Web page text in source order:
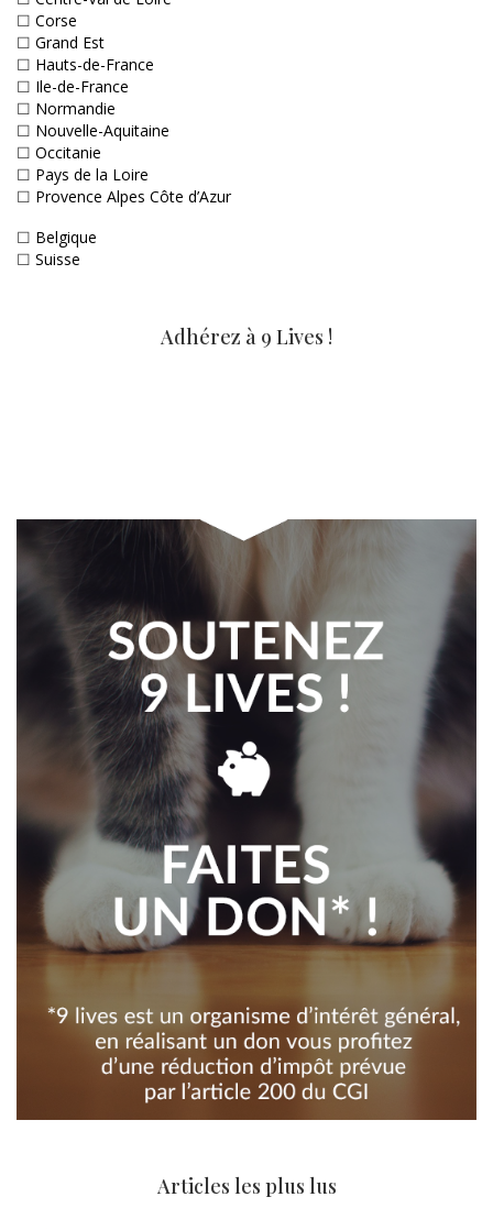
☐ Corse
☐ Grand Est
☐ Hauts-de-France
☐ Ile-de-France
☐ Normandie
☐ Nouvelle-Aquitaine
☐ Occitanie
☐ Pays de la Loire
☐ Provence Alpes Côte d’Azur
☐ Belgique
☐ Suisse
Adhérez à 9 Lives !
Articles les plus lus